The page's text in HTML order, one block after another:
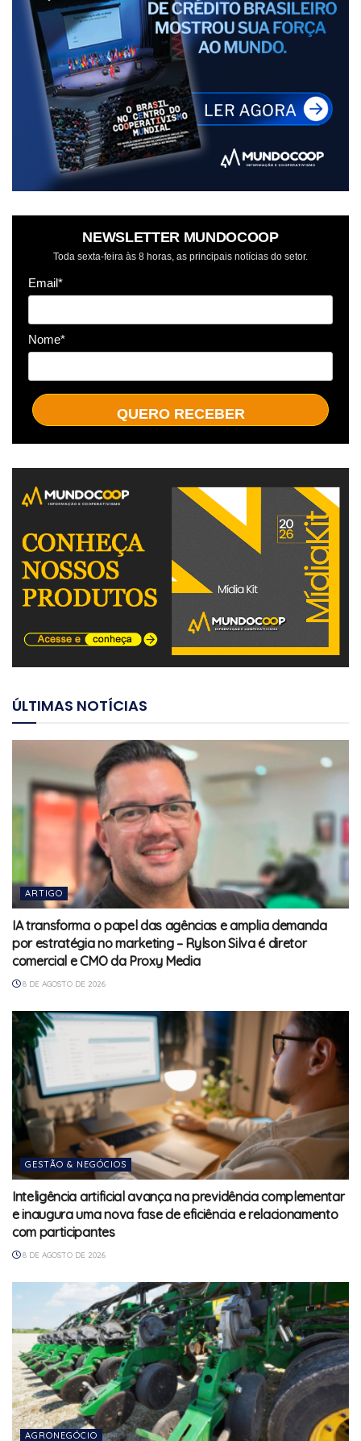
NEWSLETTER MUNDOCOOP
Toda sexta-feira às 8 horas, as principais notícias do setor.
Email*
Nome*
QUERO RECEBER
ÚLTIMAS NOTÍCIAS
ARTIGO
IA transforma o papel das agências e amplia demanda
por estratégia no marketing – Rylson Silva é diretor
comercial e CMO da Proxy Media
8 DE AGOSTO DE 2026
GESTÃO & NEGÓCIOS
Inteligência artificial avança na previdência complementar
e inaugura uma nova fase de eficiência e relacionamento
com participantes
8 DE AGOSTO DE 2026
AGRONEGÓCIO